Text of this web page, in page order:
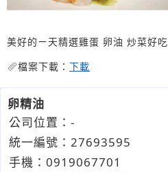
美好的ㄧ天精選雞蛋 卵油 炒菜好吃
檔案下載： 下載
卵精油
公司位置：-
統一編號：27693595
手機： 0919067701